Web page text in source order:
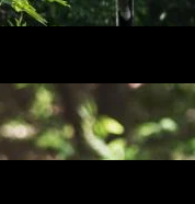
Nacionales para